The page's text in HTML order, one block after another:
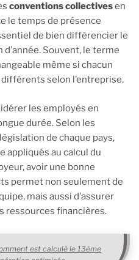
conventions collectivesen
le temps de présence
de bien différencier le
Souvent, le terme
même si chacun
selon l’entreprise.
les employés en
durée. Selon les
de chaque pays,
appliqués au calcul du
avoir une bonne
permet non seulement de
mais aussi d’assurer
ressources financières.
est calculé le 13ème